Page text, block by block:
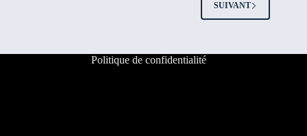
SUIVANT
Politique de confidentialité